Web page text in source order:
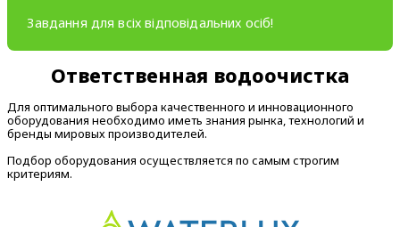
Завдання для всіх відповідальних осіб!
Ответственная водоочистка
Для оптимального выбора качественного и инновационного
оборудования необходимо иметь знания рынка, технологий и
бренды мировых производителей.
Подбор оборудования осуществляется по самым строгим
критериям.